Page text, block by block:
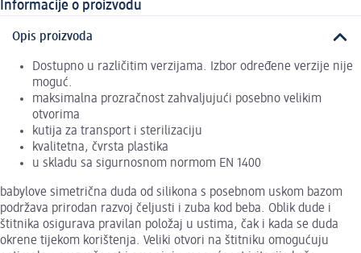
Informacije o proizvodu
Opis proizvoda
Dostupno u različitim verzijama. Izbor određene verzije nije
moguć.
maksimalna prozračnost zahvaljujući posebno velikim
otvorima
kutija za transport i sterilizaciju
kvalitetna, čvrsta plastika
u skladu sa sigurnosnom normom EN 1400
babylove simetrična duda od silikona s posebnom uskom bazom
podržava prirodan razvoj čeljusti i zuba kod beba. Oblik dude i
štitnika osigurava pravilan položaj u ustima, čak i kada se duda
okrene tijekom korištenja. Veliki otvori na štitniku omogućuju